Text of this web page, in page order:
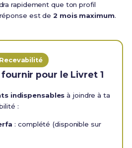
rapidement que ton profil
est de2 mois maximum.
Recevabilité
pour le Livret 1
indispensables à joindre à ta
:
: complété (disponible sur